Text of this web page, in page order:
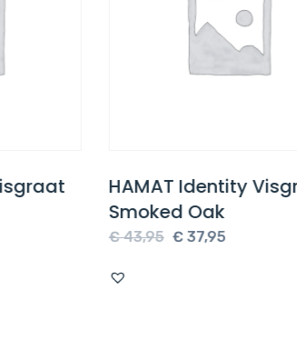
HAMAT Identity
Smoked Oak
€43,95 Oorspronkelijke
€37,95Huidige